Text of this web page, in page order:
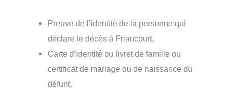
Preuve de l’identité de la personne qui
déclare le décès à Friaucourt,
Carte d’identité ou livret de famille ou
certificat de mariage ou de naissance du
défunt,